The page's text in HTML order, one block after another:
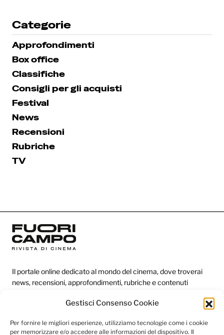
Gestisci Consenso Cookie
Per fornire le migliori esperienze, utilizziamo tecnologie come i cookie
per memorizzare e/o accedere alle informazioni del dispositivo. Il
Categorie
Approfondimenti
Box office
Classifiche
Consigli per gli acquisti
Festival
News
Recensioni
Rubriche
TV
Il portale online dedicato al mondo del cinema, dove troverai
news, recensioni, approfondimenti, rubriche e contenuti